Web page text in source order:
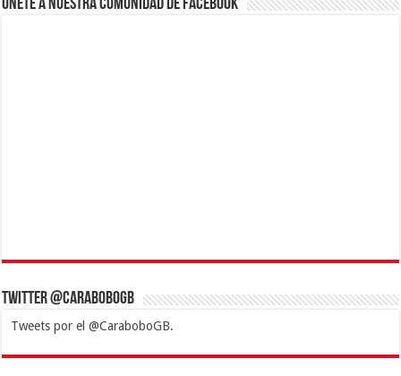
Únete a nuestra comunidad de Facebook
Twitter @CaraboboGB
Tweets por el @CaraboboGB.
1xbetBetturkeyBetistKralbetSupertotobetTipobetMatadorbetMariobet
https://mvbcasino.com/